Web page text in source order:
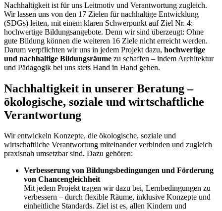
Nachhaltigkeit ist für uns Leitmotiv und Verantwortung zugleich.
Wir lassen uns von den 17 Zielen für nachhaltige Entwicklung
(SDGs) leiten, mit einem klaren Schwerpunkt auf Ziel Nr. 4:
hochwertige Bildungsangebote. Denn wir sind überzeugt: Ohne
gute Bildung können die weiteren 16 Ziele nicht erreicht werden.
Darum verpflichten wir uns in jedem Projekt dazu, hochwertige
und nachhaltige Bildungsräume zu schaffen – indem Architektur
und Pädagogik bei uns stets Hand in Hand gehen.
Nachhaltigkeit in unserer Beratung –
ökologische, soziale und wirtschaftliche
Verantwortung
Wir entwickeln Konzepte, die ökologische, soziale und
wirtschaftliche Verantwortung miteinander verbinden und zugleich
praxisnah umsetzbar sind. Dazu gehören:
Verbesserung von Bildungsbedingungen und Förderung
von Chancengleichheit
Mit jedem Projekt tragen wir dazu bei, Lernbedingungen zu
verbessern – durch flexible Räume, inklusive Konzepte und
einheitliche Standards. Ziel ist es, allen Kindern und